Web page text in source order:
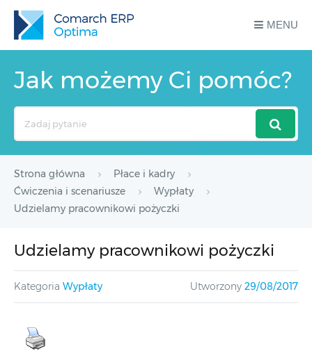
MENU
Jak możemy Ci pomóc?
Strona główna
Płace i kadry
Ćwiczenia i scenariusze
Wypłaty
Udzielamy pracownikowi pożyczki
Udzielamy pracownikowi pożyczki
Kategoria Wypłaty Utworzony 29/08/2017